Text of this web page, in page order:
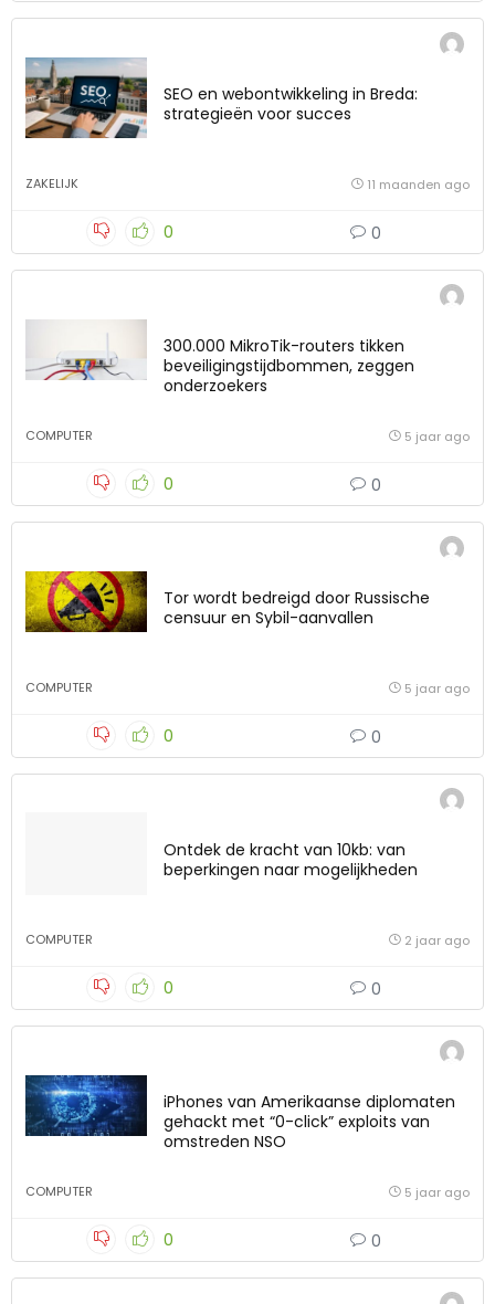
SEO en webontwikkeling in Breda:
strategieën voor succes
ZAKELIJK 11 maanden ago
0 0
300.000 MikroTik-routers tikken
beveiligingstijdbommen, zeggen
onderzoekers
COMPUTER 5 jaar ago
0 0
Tor wordt bedreigd door Russische
censuur en Sybil-aanvallen
COMPUTER 5 jaar ago
0 0
Ontdek de kracht van 10kb: van
beperkingen naar mogelijkheden
COMPUTER 2 jaar ago
0 0
iPhones van Amerikaanse diplomaten
gehackt met “0-click” exploits van
omstreden NSO
COMPUTER 5 jaar ago
0 0